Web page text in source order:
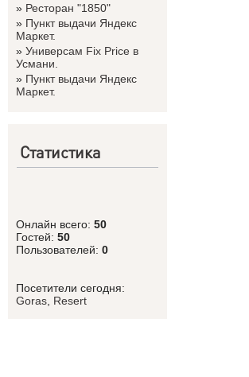
» Ресторан "1850"
» Пункт выдачи Яндекс
Маркет.
» Универсам Fix Price в
Усмани.
» Пункт выдачи Яндекс
Маркет.
Статистика
Онлайн всего: 50
Гостей: 50
Пользователей: 0
Посетители сегодня:
Goras Resert